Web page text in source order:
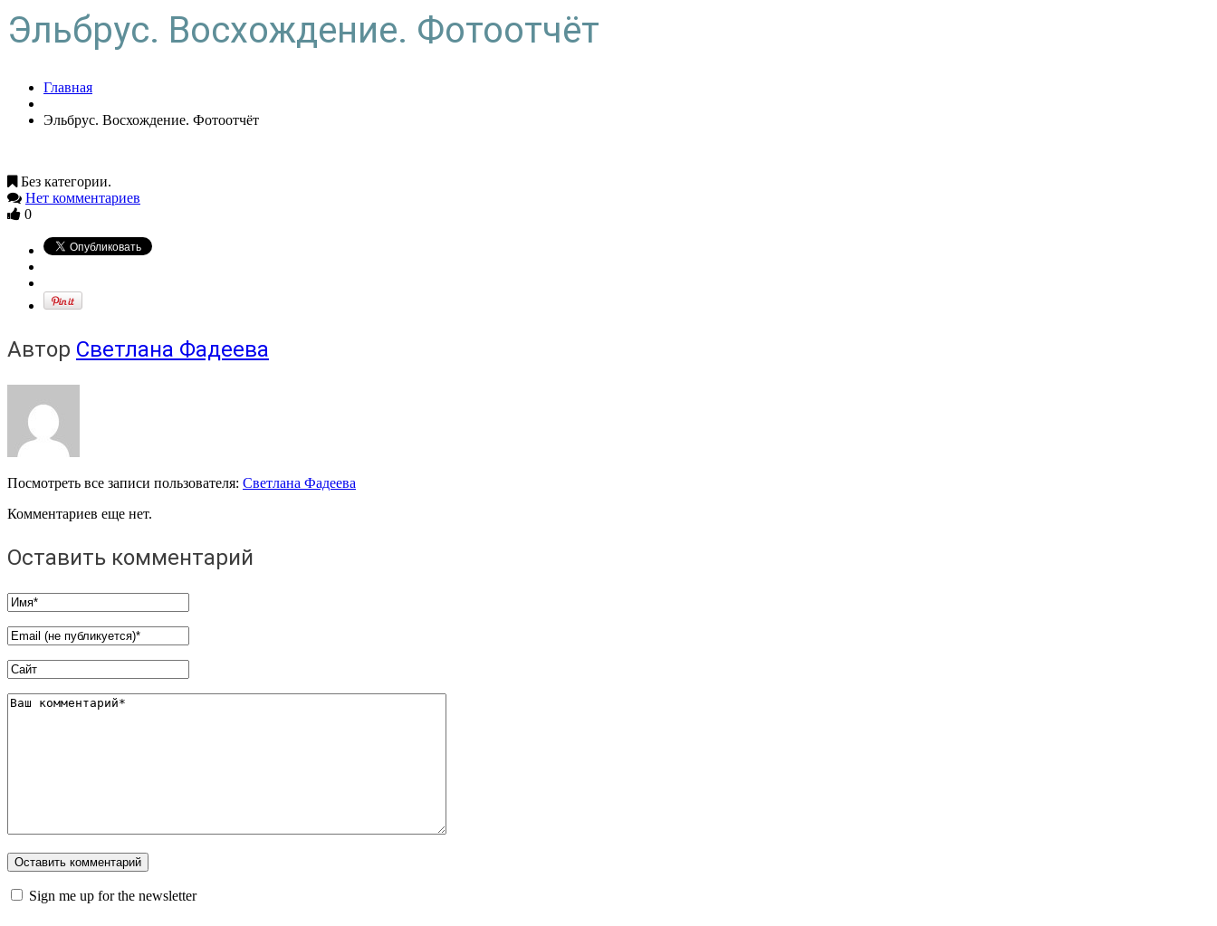
Эльбрус. Восхождение. Фотоотчёт
Главная
Эльбрус. Восхождение. Фотоотчёт
Без категории.
Нет комментариев
0
Автор Светлана Фадеева
Посмотреть все записи пользователя: Светлана Фадеева
Комментариев еще нет.
Оставить комментарий
Sign me up for the newsletter